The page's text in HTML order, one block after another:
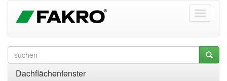
Dachflächenfenster